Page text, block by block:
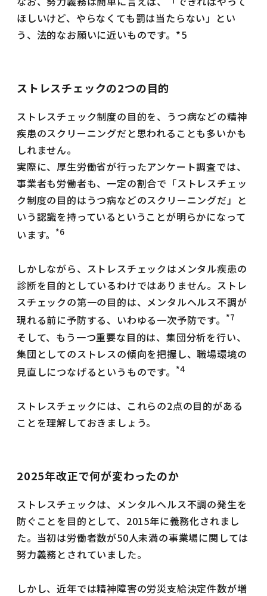
ほしいけど、やらなくても罰は当たらない」とい
う、法的なお願いに近いものです。*5
ストレスチェックの2つの目的
ストレスチェック制度の目的を、うつ病などの精神
疾患のスクリーニングだと思われることも多いかも
しれません。
実際に、厚生労働省が行ったアンケート調査では、
事業者も労働者も、一定の割合で「ストレスチェッ
ク制度の目的はうつ病などのスクリーニングだ」と
いう認識を持っているということが明らかになって
います。
*6
しかしながら、ストレスチェックはメンタル疾患の
診断を目的としているわけではありません。ストレ
スチェックの第一の目的は、メンタルヘルス不調が
現れる前に予防する、いわゆる一次予防です。
*7
そして、もう一つ重要な目的は、集団分析を行い、
集団としてのストレスの傾向を把握し、職場環境の
見直しにつなげるというものです。
*4
ストレスチェックには、これらの2点の目的がある
ことを理解しておきましょう。
2025年改正で何が変わったのか
ストレスチェックは、メンタルヘルス不調の発生を
防ぐことを目的として、2015年に義務化されまし
た。当初は労働者数が50人未満の事業場に関しては
努力義務とされていました。
しかし、近年では精神障害の労災支給決定件数が増